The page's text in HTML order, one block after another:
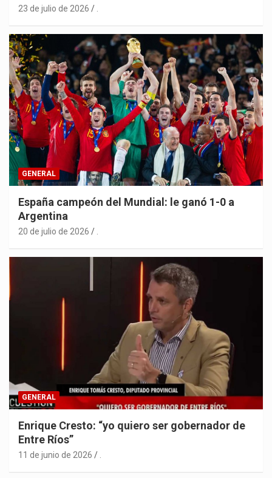
23 de julio de 2026
GENERAL
España campeón del Mundial: le ganó 1-0 a
Argentina
20 de julio de 2026 .
GENERAL
Enrique Cresto: “yo quiero ser gobernador de
Entre Ríos”
11 de junio de 2026